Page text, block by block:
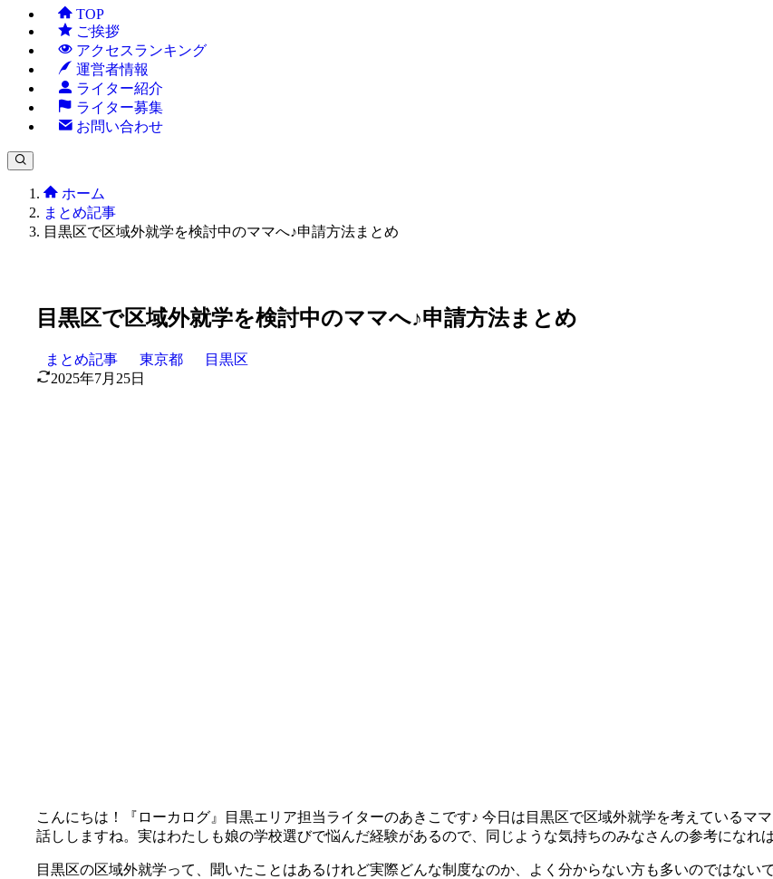
TOP
ご挨拶
アクセスランキング
運営者情報
ライター紹介
ライター募集
お問い合わせ
ホーム
まとめ記事
目黒区で区域外就学を検討中のママへ♪申請方法まとめ
目黒区で区域外就学を検討中のママへ♪申請方法まとめ
まとめ記事 東京都
目黒区
2025年7月25日
こんにちは！『ローカログ』目黒エリア担当ライターのあきこです♪ 今日は目黒区で区域外就学を考えているマ
話ししますね。実はわたしも娘の学校選びで悩んだ経験があるので、同じような気持ちのみなさんの参考になれ
目黒区の区域外就学って、聞いたことはあるけれど実際どんな制度なのか、よく分からない方も多いのではな